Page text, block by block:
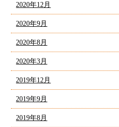
2020年12月
2020年9月
2020年8月
2020年3月
2019年12月
2019年9月
2019年8月